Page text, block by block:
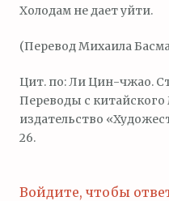
Холодам не дает уйти.
(Перевод Михаила
Цит. по: Ли Цин-чжао.
Переводы с
издательство
26.
Войдите, чтобы